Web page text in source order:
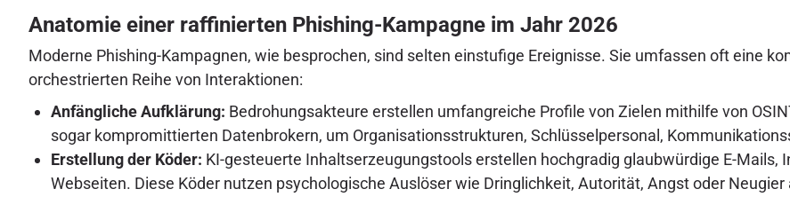
Anatomie einer raffinierten Phishing-Kampagne im Jahr 2026
Moderne Phishing-Kampagnen, wie besprochen, sind selten einstufige Ereignisse. Sie umfassen oft eine
orchestrierten Reihe von Interaktionen:
Anfängliche Aufklärung: Bedrohungsakteure erstellen umfangreiche Profile von Zielen mithilfe von
sogar kompromittierten Datenbrokern, um Organisationsstrukturen, Schlüsselpersonal,
Erstellung der Köder: KI-gesteuerte Inhaltserzeugungstools erstellen hochgradig glaubwürdige E-
Webseiten. Diese Köder nutzen psychologische Auslöser wie Dringlichkeit, Autorität, Angst oder